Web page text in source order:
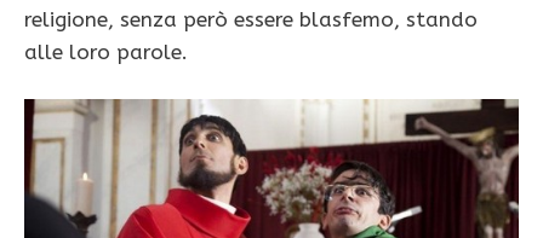
religione, senza però essere blasfemo, stando
alle loro parole.